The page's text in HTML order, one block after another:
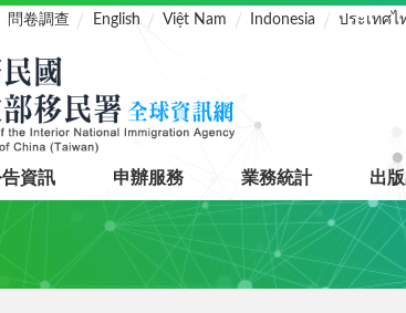
問卷調查 English Việt Nam Indonesia ประเทศไ
資訊 申辦服務 業務統計 出